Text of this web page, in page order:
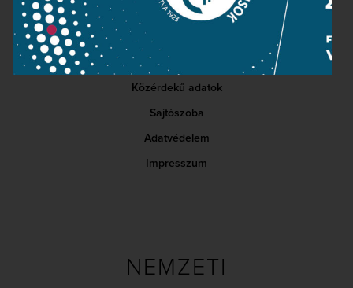
Kapcsolat
Közérdekű adatok
Sajtószoba
Adatvédelem
Impresszum
NEMZETI